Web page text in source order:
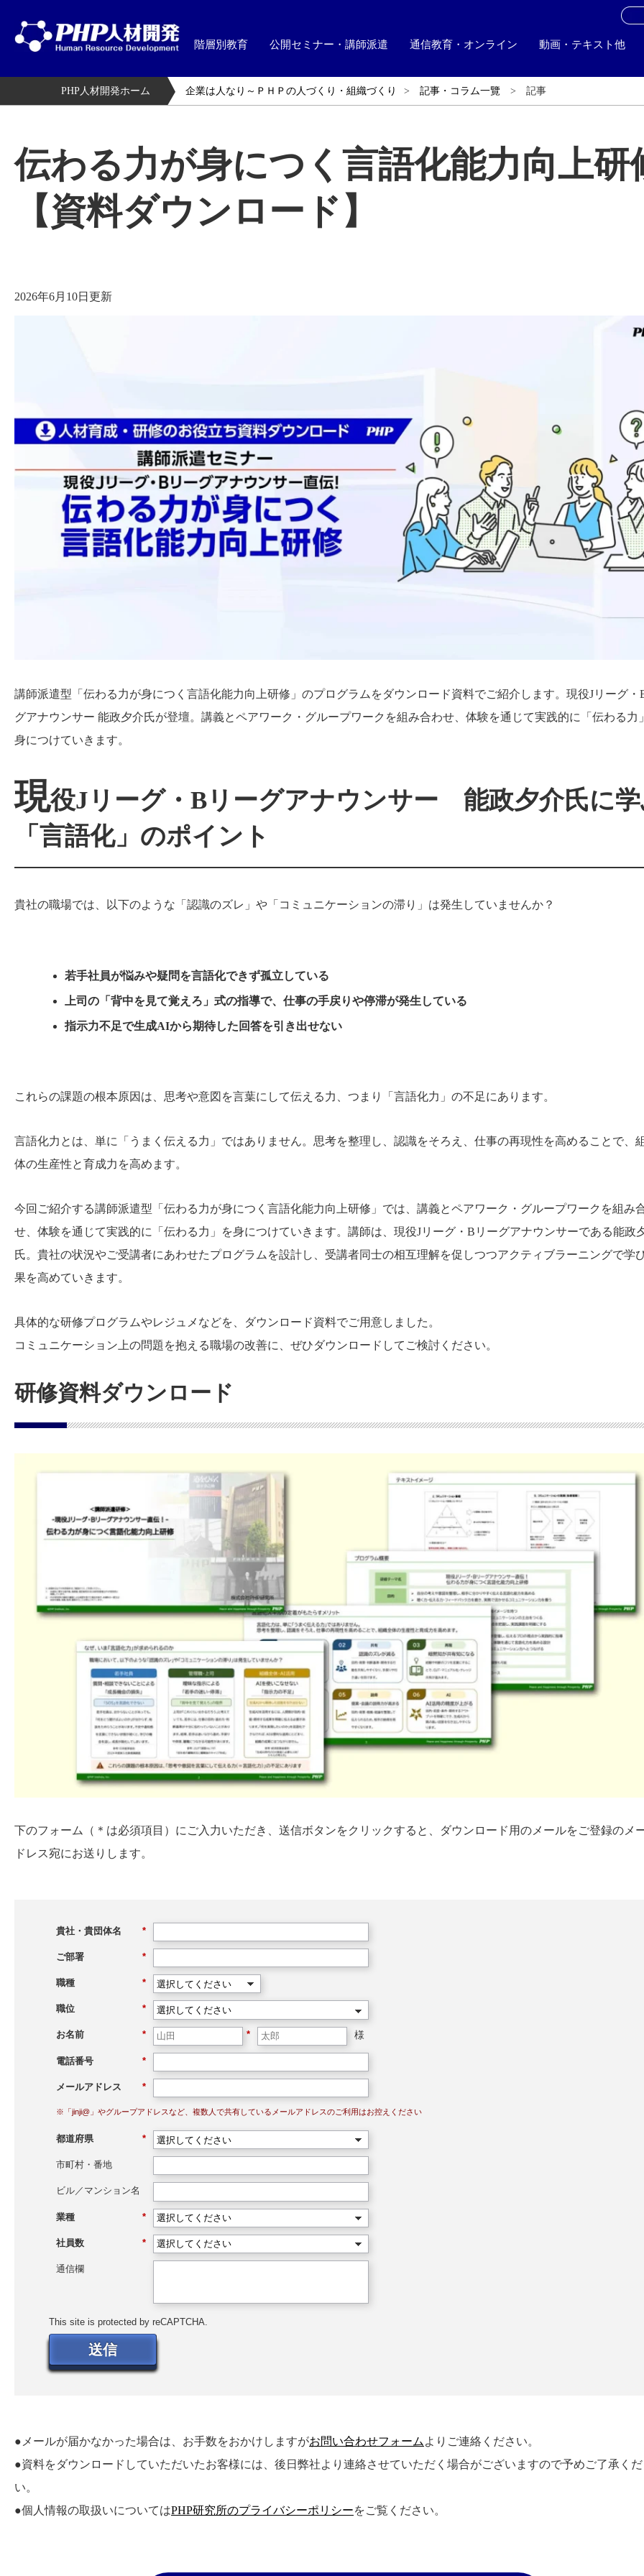
階層別教育 公開セミナー・講師派遣 通信教育・オンライン 動画・テキスト他
PHP人材開発ホーム 企業は人なり～ＰＨＰの人づくり・組織づくり 記事・コラム一覽 記事
伝わる力が身につく言語化能力向上研
【資料ダウンロード】
2026年6月10日更新
講師派遣型「伝わる力が身につく言語化能力向上研修」のプログラムをダウンロード資料でご紹介します。現役Jリーグ・
グアナウンサー 能政夕介氏が登壇。講義とペアワーク・グループワークを組み合わせ、体験を通じて実践的に「伝わる力
身につけていきます。
現役Jリーグ・Bリーグアナウンサー 能政夕介氏に
「言語化」のポイント
貴社の職場では、以下のような「認識のズレ」や「コミュニケーションの滞り」は発生していませんか？
若手社員が悩みや疑問を言語化できず孤立している
上司の「背中を見て覚えろ」式の指導で、仕事の手戻りや停滞が発生している
指示力不足で生成AIから期待した回答を引き出せない
これらの課題の根本原因は、思考や意図を言葉にして伝える力、つまり「言語化力」の不足にあります。
言語化力とは、単に「うまく伝える力」ではありません。思考を整理し、認識をそろえ、仕事の再現性を高めることで、
体の生産性と育成力を高めます。
今回ご紹介する講師派遣型「伝わる力が身につく言語化能力向上研修」では、講義とペアワーク・グループワークを組み
せ、体験を通じて実践的に「伝わる力」を身につけていきます。講師は、現役Jリーグ・Bリーグアナウンサーである能政
氏。貴社の状況やご受講者にあわせたプログラムを設計し、受講者同士の相互理解を促しつつアクティブラーニングで学
果を高めていきます。
具体的な研修プログラムやレジュメなどを、ダウンロード資料でご用意しました。
コミュニケーション上の問題を抱える職場の改善に、ぜひダウンロードしてご検討ください。
研修資料ダウンロード
下のフォーム（＊は必須項目）にご入力いただき、送信ボタンをクリックすると、ダウンロード用のメールをご登録のメ
ドレス宛にお送りします。
*
貴社・貴団体名
*
ご部署
*
職種
*
職位
*
お名前 * 様
*
電話番号
*
メールアドレス
※「jinji@」やグループアドレスなど、複数人で共有しているメールアドレスのご利用はお控えください
*
都道府県
市町村・番地
ビル／マンション名
*
業種
*
社員数
通信欄
This site is protected by reCAPTCHA.
送信
●メールが届かなかった場合は、お手数をおかけしますがお問い合わせフォーム よりご連絡ください。
●資料をダウンロードしていただいたお客様には、後日弊社より連絡させていただく場合がございますので予めご了承く
い。
●個人情報の取扱いについてはPHP研究所のプライバシーポリシーをご覧ください。